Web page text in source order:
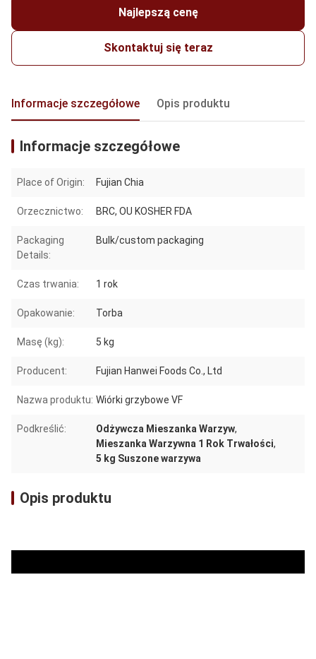
Najlepszą cenę
Skontaktuj się teraz
Informacje szczegółowe Opis produktu
Informacje szczegółowe
Place of Origin: Fujian Chia
Orzecznictwo: BRC, OU KOSHER FDA
Packaging
Details:
Bulk/custom packaging
Czas trwania: 1 rok
Opakowanie: Torba
Masę (kg): 5 kg
Producent: Fujian Hanwei Foods Co., Ltd
Nazwa produktu: Wiórki grzybowe VF
Podkreślić: Odżywcza Mieszanka Warzyw,
Mieszanka Warzywna 1 Rok Trwałości,
5 kg Suszone warzywa
Opis produktu